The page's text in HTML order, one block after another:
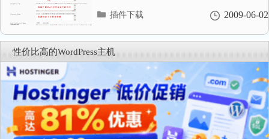
2009-06-02
分
录
插件下载
性价比高的WordPress主机